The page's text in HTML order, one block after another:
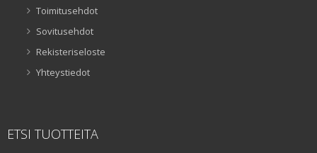
Toimitusehdot
Sovitusehdot
Rekisteriseloste
Yhteystiedot
ETSI TUOTTEITA